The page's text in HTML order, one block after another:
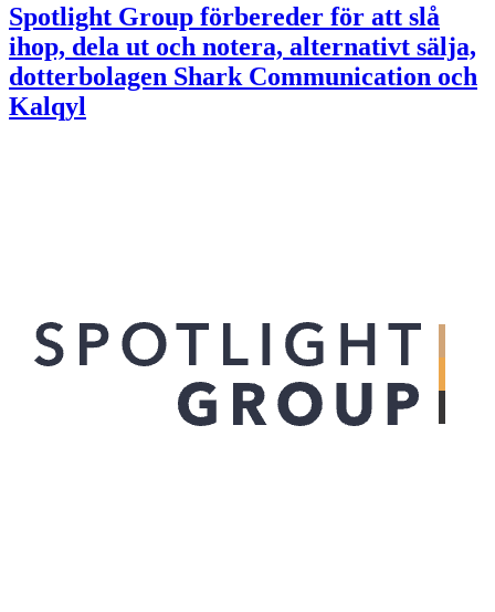
Spotlight Group förbereder för att slå
ihop, dela ut och notera, alternativt sälja,
dotterbolagen Shark Communication och
Kalqyl